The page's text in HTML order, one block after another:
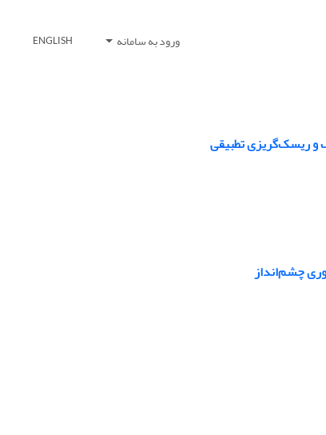
ورود به سامانه ENGLISH
و ریسک‌گریزی تطبیقی
چشم‌انداز